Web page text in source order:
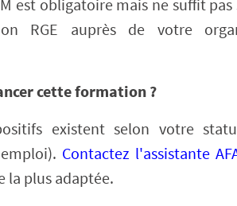
est obligatoire mais ne suffit
RGE auprès de votre
cette formation ?
existent selon votre
Contactez l'assistante
la plus adaptée.